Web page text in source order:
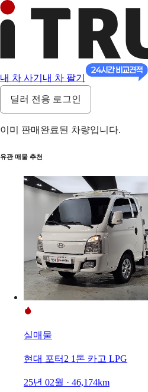
내 차 사기 내 차 팔기
딜러 전용 로그인
이미 판매완료된 차량입니다.
유관 매물 추천
실매물
현대 포터2 1톤 카고 LPG
25년 02월 · 46,174km